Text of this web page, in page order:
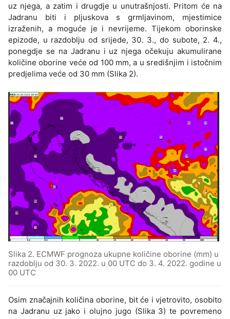
uz njega, a zatim i drugdje u unutrašnjosti. Pritom će na
Jadranu biti i pljuskova s grmljavinom, mjestimice
izraženih, a moguće je i nevrijeme. Tijekom oborinske
epizode, u razdoblju od srijede, 30. 3., do subote, 2. 4.,
ponegdje se na Jadranu i uz njega očekuju akumulirane
količine oborine veće od 100 mm, a u središnjim i istočnim
predjelima veće od 30 mm (Slika 2).
Slika 2. ECMWF prognoza ukupne količine oborine (mm) u
razdoblju od 30. 3. 2022. u 00 UTC do 3. 4. 2022. godine u
00 UTC
Osim značajnih količina oborine, bit će i vjetrovito, osobito
na Jadranu uz jako i olujno jugo (Slika 3) te povremeno